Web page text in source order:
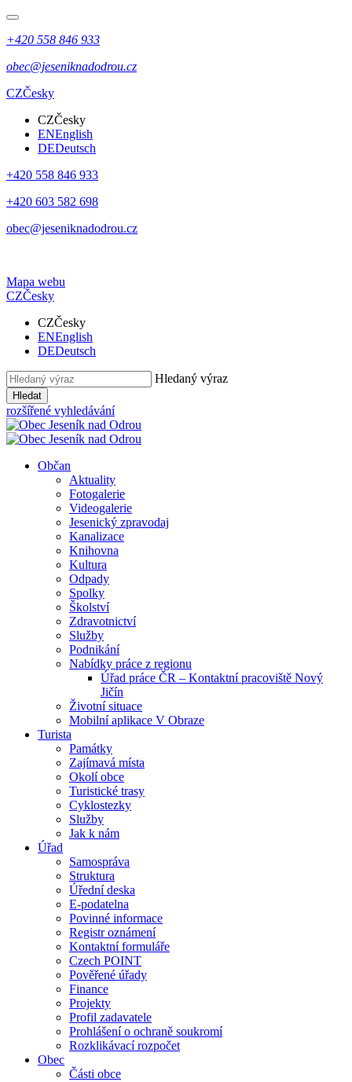
+420 558 846 933
obec@jeseniknadodrou.cz
CZČesky
CZČesky
ENEnglish
DEDeutsch
+420 558 846 933
+420 603 582 698
obec@jeseniknadodrou.cz
Mapa webu
CZČesky
CZČesky
ENEnglish
DEDeutsch
Hledaný výraz
Hledat
rozšířené vyhledávání
Občan
Aktuality
Fotogalerie
Videogalerie
Jesenický zpravodaj
Kanalizace
Knihovna
Kultura
Odpady
Spolky
Školství
Zdravotnictví
Služby
Podnikání
Nabídky práce z regionu
Úřad práce ČR – Kontaktní pracoviště Nový
Jičín
Životní situace
Mobilní aplikace V Obraze
Turista
Památky
Zajímavá místa
Okolí obce
Turistické trasy
Cyklostezky
Služby
Jak k nám
Úřad
Samospráva
Struktura
Úřední deska
E-podatelna
Povinné informace
Registr oznámení
Kontaktní formuláře
Czech POINT
Pověřené úřady
Finance
Projekty
Profil zadavatele
Prohlášení o ochraně soukromí
Rozklikávací rozpočet
Obec
Části obce